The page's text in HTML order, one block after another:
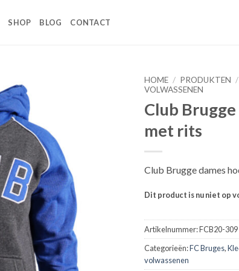
SHOP BLOG CONTACT
HOME / PRODUKTEN /
VOLWASSENEN
Club
met rits
Club Brugge dames
Dit product is nu niet op
Artikelnummer:FCB20-309
Categorieën:FC Bruges,
volwassenen